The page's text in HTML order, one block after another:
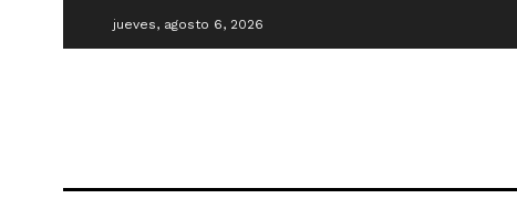
jueves, agosto 6, 2026